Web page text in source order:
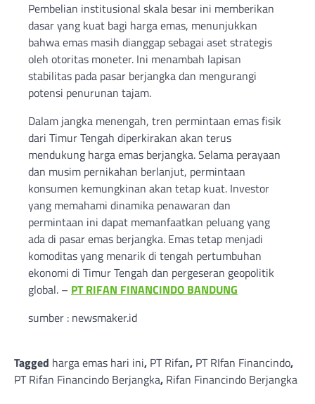
Pembelian institusional skala besar ini memberikan
dasar yang kuat bagi harga emas, menunjukkan
bahwa emas masih dianggap sebagai aset strategis
oleh otoritas moneter. Ini menambah lapisan
stabilitas pada pasar berjangka dan mengurangi
potensi penurunan tajam.
Dalam jangka menengah, tren permintaan emas fisik
dari Timur Tengah diperkirakan akan terus
mendukung harga emas berjangka. Selama perayaan
dan musim pernikahan berlanjut, permintaan
konsumen kemungkinan akan tetap kuat. Investor
yang memahami dinamika penawaran dan
permintaan ini dapat memanfaatkan peluang yang
ada di pasar emas berjangka. Emas tetap menjadi
komoditas yang menarik di tengah pertumbuhan
ekonomi di Timur Tengah dan pergeseran geopolitik
global. – PT RIFAN FINANCINDO BANDUNG
sumber : newsmaker.id
Tagged harga emas hari ini, PT Rifan, PT RIfan Financindo,
PT Rifan Financindo Berjangka, Rifan Financindo Berjangka